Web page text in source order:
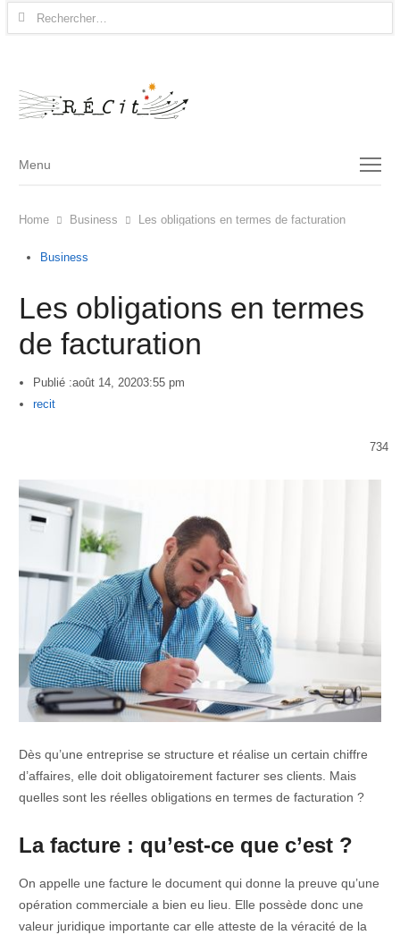
Rechercher :
Menu
Menu
Home Business Les obligations en termes de facturation
Business
Les obligations en termes
de facturation
Publié :août 14, 20203:55 pm
Author
recit
734
Dès qu’une entreprise se structure et réalise un certain chiffre
d’affaires, elle doit obligatoirement facturer ses clients. Mais
quelles sont les réelles obligations en termes de facturation ?
La facture : qu’est-ce que c’est ?
On appelle une facture le document qui donne la preuve qu’une
opération commerciale a bien eu lieu. Elle possède donc une
valeur juridique importante car elle atteste de la véracité de la